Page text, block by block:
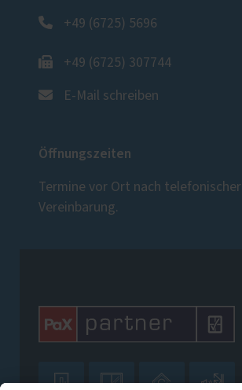
+49 (6725) 5696
+49 (6725) 307744
E-Mail schreiben
Öffnungszeiten
Termine vor Ort nach telefonischer
Vereinbarung.
   